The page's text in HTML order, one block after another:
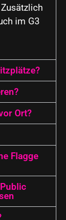
im G3
Ort?
Flagge